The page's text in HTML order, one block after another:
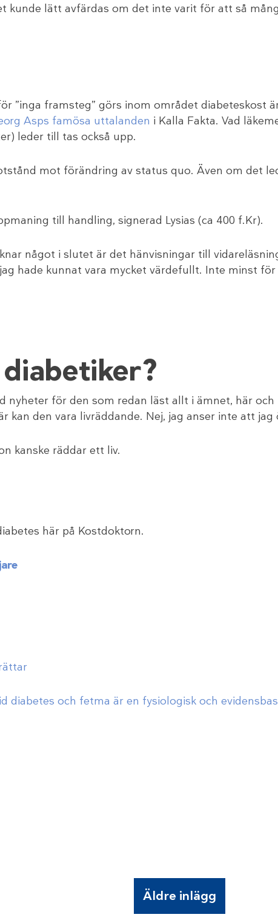
kunde lätt avfärdas om det inte varit för att så
”inga framsteg” görs inom området diabeteskost
Asps famösa uttalanden i Kalla Fakta. Vad
leder till tas också upp.
mot förändring av status quo. Även om det
till handling, signerad Lysias (ca 400 f.Kr).
något i slutet är det hänvisningar till
hade kunnat vara mycket värdefullt. Inte minst
nyheter för den som redan läst allt i ämnet, här
kan den vara livräddande. Nej, jag anser inte att jag
kanske räddar ett liv.
här på Kostdoktorn.
diabetes och fetma är en fysiologisk och
Äldre inlägg